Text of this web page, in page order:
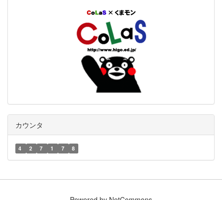
カウンタ
4 2 7 1 7 8